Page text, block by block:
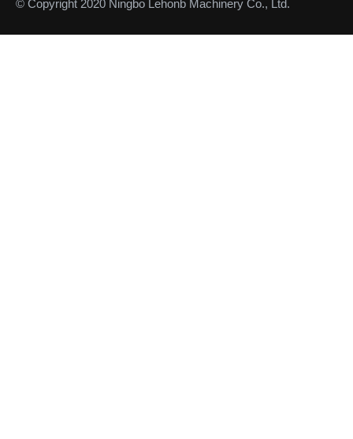
© Copyright 2020 Ningbo Lehonb Machinery Co., Ltd.